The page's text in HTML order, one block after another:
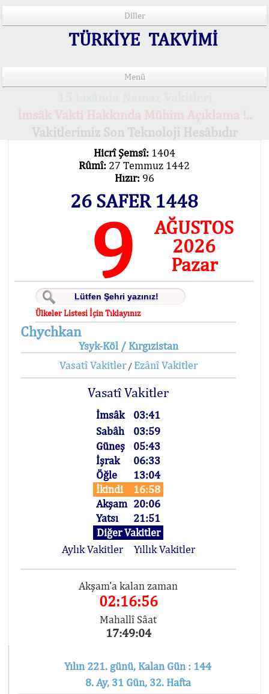
Diller
TÜRKİYE TAKVİMİ
Menü
Hicrî Şemsî: 1404
Rûmî: 27 Temmuz 1442
Hızır: 96
26 SAFER 1448
9
AĞUSTOS
2026
Pazar
Ülkeler Listesi İçin Tıklayınız
Chychkan
Ysyk-Köl / Kırgızistan
Vasatî Vakitler/ Ezânî Vakitler
Vasatî Vakitler
İmsâk
03:41
Sabâh
03:59
Güneş
05:43
İşrak
06:33
Öğle
13:04
İkindi
16:58
Akşam 20:06
Yatsı
21:51
Diğer Vakitler
Aylık Vakitler
Yıllık Vakitler
Akşam'a kalan zaman
02:16:56
Mahallî Sâat
17:49:04
Yılın 221. günü, Kalan Gün : 144
8. Ay, 31 Gün, 32. Hafta